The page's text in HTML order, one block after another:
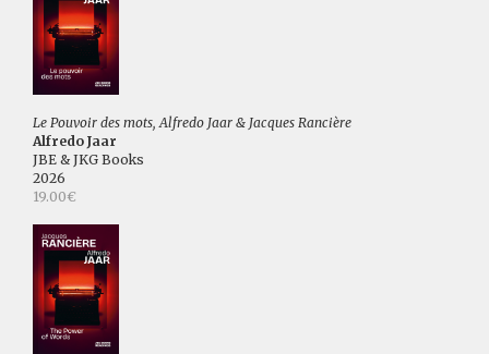
Le Pouvoir des mots, Alfredo Jaar & Jacques Rancière
Alfredo Jaar
JBE & JKG Books
2026
19.00€